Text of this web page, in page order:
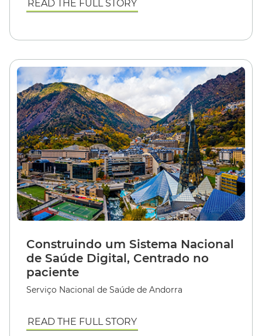
READ THE FULL STORY
Construindo um Sistema Nacional
de Saúde Digital, Centrado no
paciente
Serviço Nacional de Saúde de Andorra
READ THE FULL STORY